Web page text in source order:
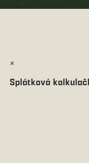
×
Splátková